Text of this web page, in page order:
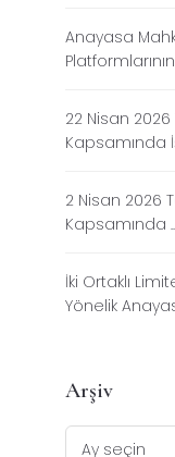
Anayasa
22 Nisan 2026
Kapsamında
2 Nisan 2026
Kapsamında
İki Ortaklı
Yönelik
Arşiv